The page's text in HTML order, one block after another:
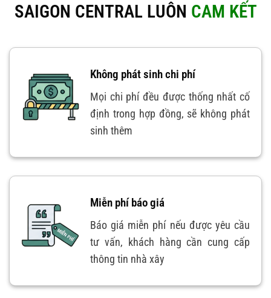
SAIGON CENTRAL LUÔN CAM KẾT
Không phát sinh chi phí
Mọi chi phí đều được thống nhất cố
định trong hợp đồng, sẽ không phát
sinh thêm
Miễn phí báo giá
Báo giá miễn phí nếu được yêu cầu
tư vấn, khách hàng cần cung cấp
thông tin nhà xây